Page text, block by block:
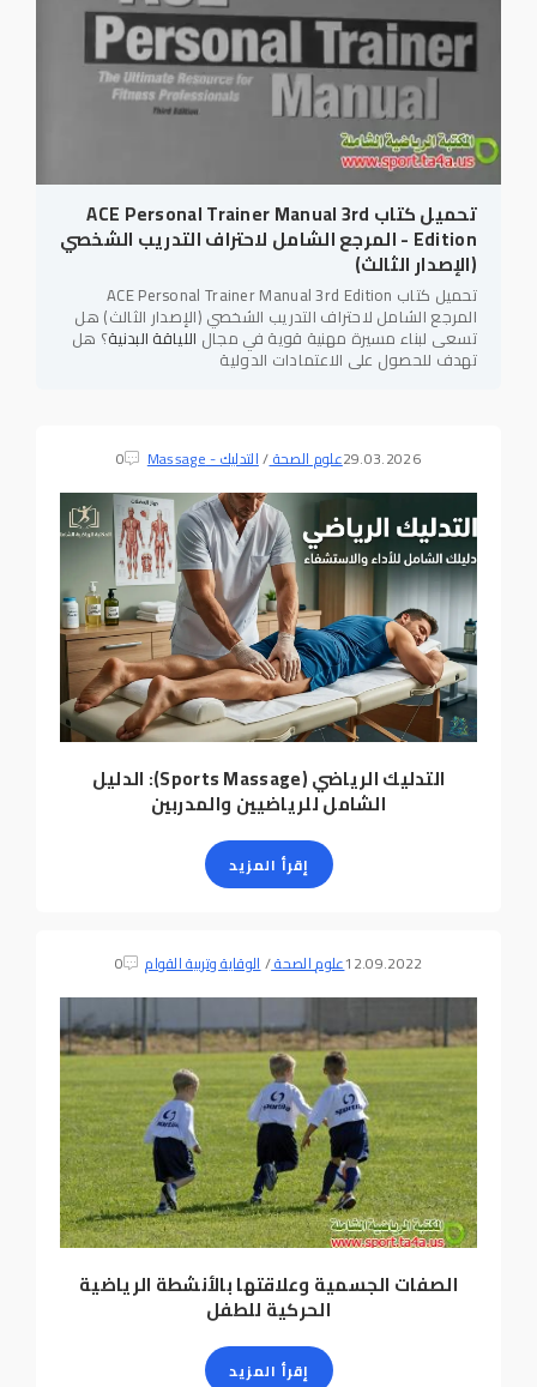
تحميل كتاب ACE Personal Trainer Manual 3rd
Edition - المرجع الشامل لاحتراف التدريب الشخصي
(الإصدار الثالث)
تحميل كتاب ACE Personal Trainer Manual 3rd Edition
المرجع الشامل لاحتراف التدريب الشخصي (الإصدار الثالث) هل
تسعى لبناء مسيرة مهنية قوية في مجال اللياقة البدنية؟ هل
تهدف للحصول على الاعتمادات الدولية
29.03.2026علوم الصحة/التدليك - Massage 0
التدليك الرياضي (Sports Massage): الدليل
الشامل للرياضيين والمدربين
إقرأ المزيد
12.09.2022علوم الصحة/الوقاية وتربية القوام 0
الصفات الجسمية وعلاقتها بالأنشطة الرياضية
الحركية للطفل
إقرأ المزيد